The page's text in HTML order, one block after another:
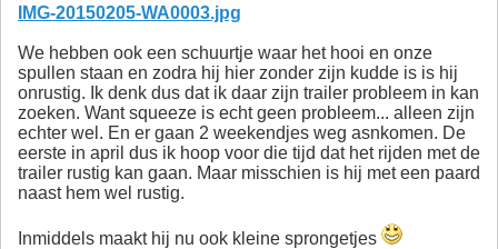
IMG-20150205-WA0003.jpg
We hebben ook een schuurtje waar het hooi en onze
spullen staan en zodra hij hier zonder zijn kudde is is hij
onrustig. Ik denk dus dat ik daar zijn trailer probleem in kan
zoeken. Want squeeze is echt geen probleem... alleen zijn
echter wel. En er gaan 2 weekendjes weg asnkomen. De
eerste in april dus ik hoop voor die tijd dat het rijden met de
trailer rustig kan gaan. Maar misschien is hij met een paard
naast hem wel rustig.
Inmiddels maakt hij nu ook kleine sprongetjes